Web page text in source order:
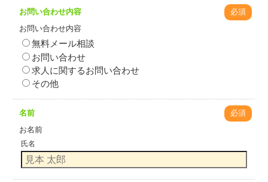
お問い合わせ内容
必須
お問い合わせ内容
無料メール相談
お問い合わせ
求人に関するお問い合わせ
その他
名前
必須
お名前
氏名